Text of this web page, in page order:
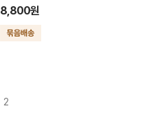
8,800원
2